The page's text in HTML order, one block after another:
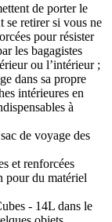
de porter le
retirer si vous ne
pour résister
les bagagistes
ou l’intérieur ;
dans sa propre
intérieures en
à
de voyage des
et renforcées
pour du matériel
- 14L dans le